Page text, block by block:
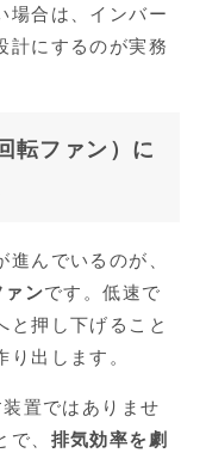
場合は、インバー
計にするのが実務
転ファン）に
んでいるのが、
ンです。低速で
と押し下げること
出します。
置ではありませ
、 排気効率を劇